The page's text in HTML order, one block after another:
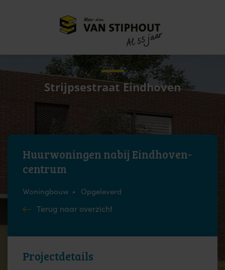
Meer dan
Al 55 jaar
Strijpsestraat Eindhoven
Huurwoningen nabij Eindhoven-
centrum
Woningbouw Opgeleverd
Terug naar overzicht
Projectdetails